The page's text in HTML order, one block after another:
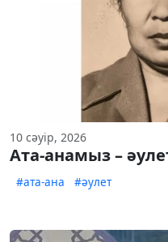
10 сәуір, 2026
Ата-анамыз –
#ата-ана #әулет